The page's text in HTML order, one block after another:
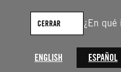
¿En qué
ENGLISH ESPAÑOL
CERRAR
contenido